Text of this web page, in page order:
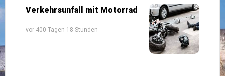
Verkehrsunfall mit Motorrad
vor 400 Tagen 18 Stunden